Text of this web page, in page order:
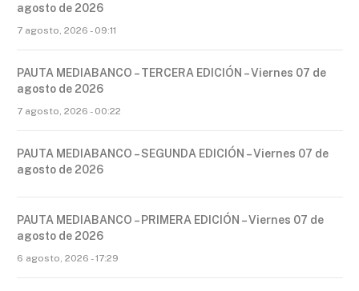
agosto de 2026
7 agosto, 2026 - 09:11
PAUTA MEDIABANCO – TERCERA EDICIÓN – Viernes 07 de
agosto de 2026
7 agosto, 2026 - 00:22
PAUTA MEDIABANCO – SEGUNDA EDICIÓN – Viernes 07 de
agosto de 2026
PAUTA MEDIABANCO – PRIMERA EDICIÓN – Viernes 07 de
agosto de 2026
6 agosto, 2026 - 17:29